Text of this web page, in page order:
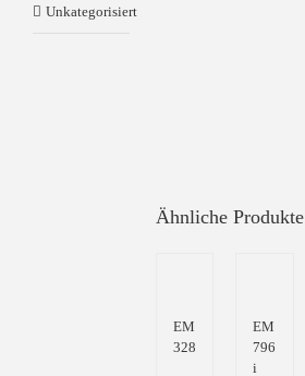
Ähnliche Produkte
EM
328
EM
796
i
Unkategorisiert